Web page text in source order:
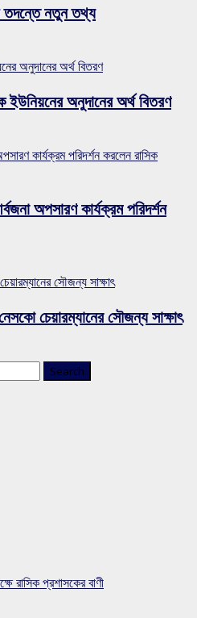
তদন্তে নতুন তথ্য
অনুদানের অর্থ বিতরণ
ইউনিয়নের অনুদানের অর্থ বিতরণ
কার্যক্রম পরিদর্শন করলেন রাসিক
অপসারণ কার্যক্রম পরিদর্শন
সৌজন্য সাক্ষাৎ
চেয়ারম্যানের সৌজন্য সাক্ষাৎ
প্রশাসকের বাণী